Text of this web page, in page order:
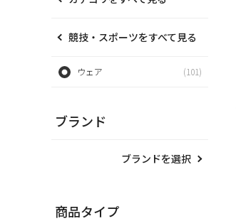
競技・スポーツをすべて見る
ウェア (101)
ブランド
ブランドを選択
商品タイプ